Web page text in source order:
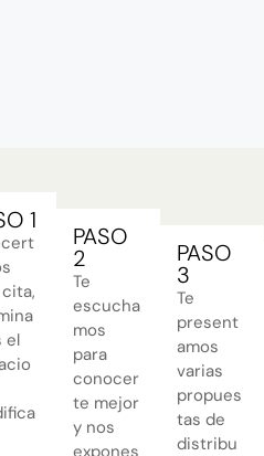
1
el
PASO
2
Te
escucha
mos
para
conocer
te mejor
y nos
PASO
3
Te
present
amos
varias
propues
tas de
distribu